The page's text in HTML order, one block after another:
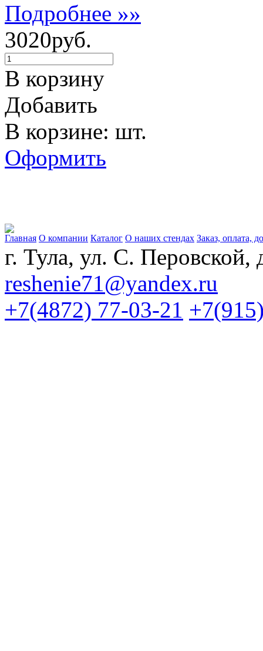
Подробнее »»
3020руб.
В корзину
Добавить
В корзине: шт.
Оформить
Главная О компании Каталог О наших стендах Заказ, оплата,
г. Тула, ул. С. Перовской,
reshenie71@yandex.ru
+7(4872) 77-03-21